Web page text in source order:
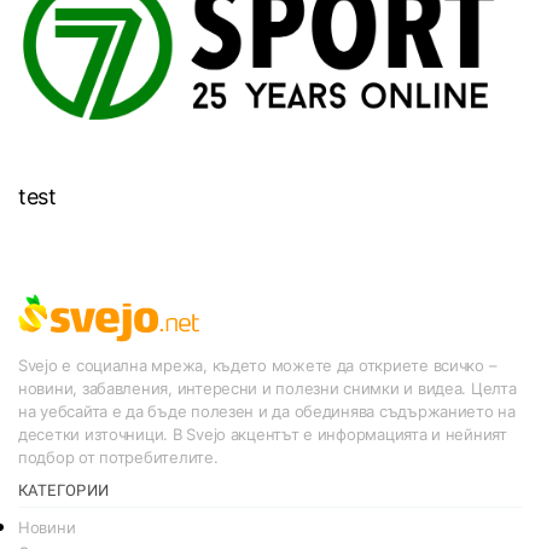
test
Svejo е социална мрежа, където можете да откриете всичко –
новини, забавления, интересни и полезни снимки и видеа. Целта
на уебсайта е да бъде полезен и да обединява съдържанието на
десетки източници. В Svejo акцентът е информацията и нейният
подбор от потребителите.
КАТЕГОРИИ
Новини